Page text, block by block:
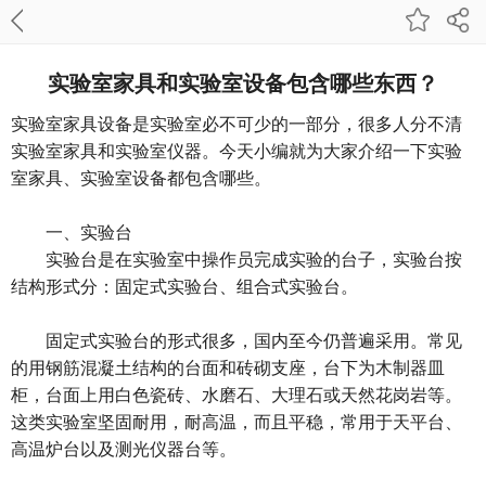
实验室家具和实验室设备包含哪些东西？
实验室家具设备是实验室必不可少的一部分，很多人分不清
实验室家具和实验室仪器。今天小编就为大家介绍一下实验
室家具、实验室设备都包含哪些。
一、实验台
实验台是在实验室中操作员完成实验的台子，实验台按
结构形式分：固定式实验台、组合式实验台。
固定式实验台的形式很多，国内至今仍普遍采用。常见
的用钢筋混凝土结构的台面和砖砌支座，台下为木制器皿
柜，台面上用白色瓷砖、水磨石、大理石或天然花岗岩等。
这类实验室坚固耐用，耐高温，而且平稳，常用于天平台、
高温炉台以及测光仪器台等。